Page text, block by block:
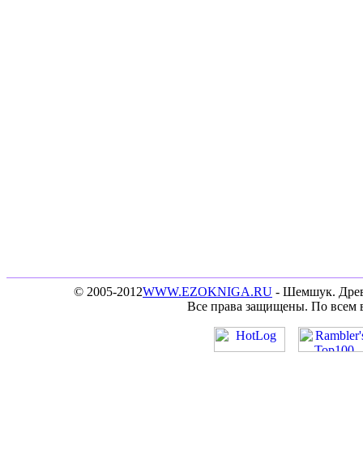
© 2005-2012WWW.EZOKNIGA.RU - Шемшук.
Все права защищены. По всем